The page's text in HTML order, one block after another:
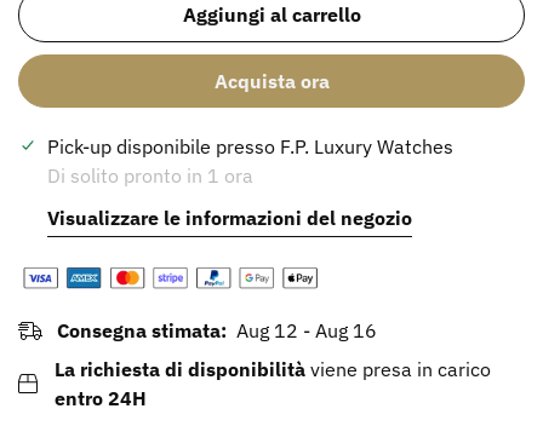
Aggiungi al carrello
Acquista ora
Pick-up disponibile presso F.P. Luxury Watches
Di solito pronto in 1 ora
Visualizzare le informazioni del negozio
Consegna stimata: Aug 12 - Aug 16
La richiesta di disponibilità viene presa in carico
entro 24H